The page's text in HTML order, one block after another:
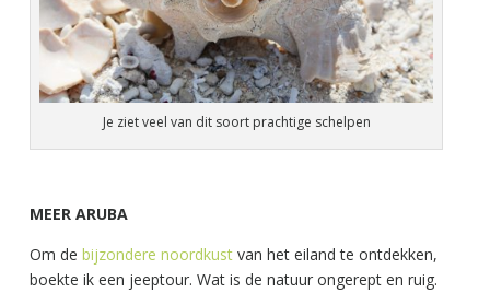
Je ziet veel van dit soort prachtige schelpen
MEER ARUBA
Om de bijzondere noordkustvan het eiland te ontdekken,
boekte ik een jeeptour. Wat is de natuur ongerept en ruig.